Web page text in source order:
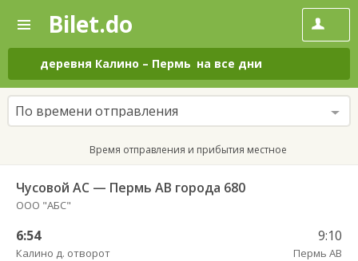
—
Поиск
и
покупка
билетов
на
автобус
онлайн
Bilet.do
деревня Калино – Пермь на все дни
По времени отправления
Время отправления и прибытия местное
Чусовой АС — Пермь АВ города 680
ООО "АБС"
6:54
Калино д. отворот
9:10
Пермь АВ